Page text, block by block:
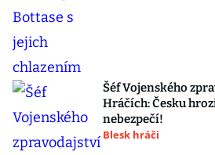
Šéf Vojenského
Hráčích: Česku
nebezpečí!
Blesk hráči